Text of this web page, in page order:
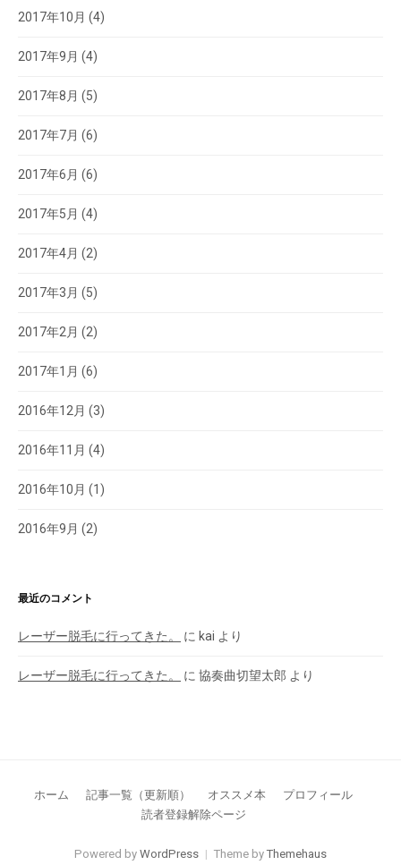
2017年10月 (4)
2017年9月 (4)
2017年8月 (5)
2017年7月 (6)
2017年6月 (6)
2017年5月 (4)
2017年4月 (2)
2017年3月 (5)
2017年2月 (2)
2017年1月 (6)
2016年12月 (3)
2016年11月 (4)
2016年10月 (1)
2016年9月 (2)
最近のコメント
レーザー脱毛に行ってきた。 に kai より
レーザー脱毛に行ってきた。 に 協奏曲切望太郎 より
ホーム 記事一覧（更新順） オススメ本
プロフィール
読者登録解除ページ
Powered by WordPress | Theme byThemehaus